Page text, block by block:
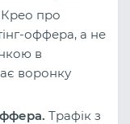
Крео про
оффера, а не
в
воронку
Трафік з